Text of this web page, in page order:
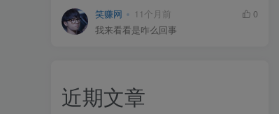
笑赚网 11个月前
0
我来看看是咋么回事
近期文章